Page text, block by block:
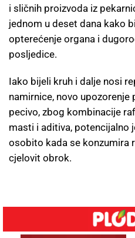
i sličnih proizvoda iz
jednom u deset dana kako
opterećenje organa i
posljedice.
Iako bijeli kruh i dalje nosi
namirnice, novo upozorenje
pecivo, zbog kombinacije
masti i aditiva, potencijalno
osobito kada se konzumira
cjelovit obrok.